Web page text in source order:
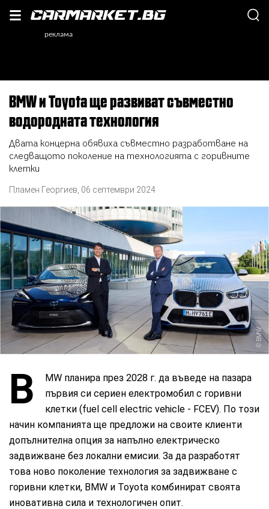
BMW и Toyota ще развиват съвместно
водородната технология
Двата концерна обявиха съвместно разработване на
следващото поколение на технологията с горивните
клетки
Пламен Георгиев 06 септември 2024
BMW
B
MW планира през 2028 г. да въведе на пазара
първия си сериен електромобил с горивни
клетки (fuel cell electric vehicle - FCEV). По този
начин компанията ще предложи на своите клиенти
допълнителна опция за напълно електрическо
задвижване без локални емисии. За да разработят
това ново поколение технология за задвижване с
горивни клетки, BMW и Toyota комбинират своята
иновативна сила и технологичен опит.